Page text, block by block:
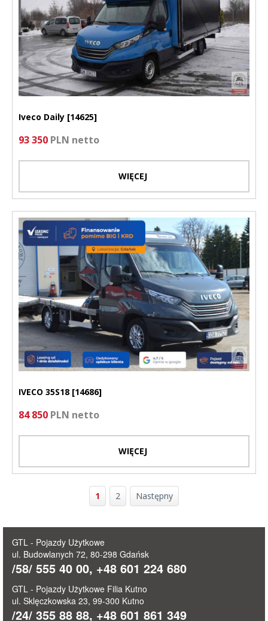
Iveco Daily [14625]
93 350 PLN netto
WIĘCEJ
IVECO 35S18 [14686]
84 850 PLN netto
WIĘCEJ
1 2 Następny
GTL - Pojazdy Użytkowe
ul. Budowlanych 72, 80-298 Gdańsk
/58/ 555 40 00, +48 601 224 680
GTL - Pojazdy Użytkowe Filia Kutno
ul. Sklęczkowska 23, 99-300 Kutno
/24/ 355 88 88, +48 601 861 349